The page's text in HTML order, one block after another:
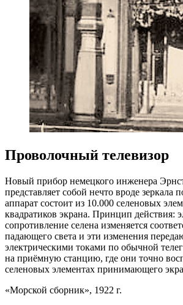
Проволочный телевизор
Новый прибор немецкого инженера
представляет собой нечто вроде зеркала
аппарат состоит из 10.000 селеновых
квадратиков экрана. Принцип действия:
сопротивление селена изменяется
падающего света и эти изменения
электрическими токами по обычной
на приёмную станцию, где они точно
селеновых элементах принимающего
«Морской сборник», 1922 г.